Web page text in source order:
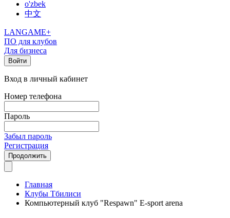
o'zbek
中文
LANGAME+
ПО для клубов
Для бизнеса
Войти
Вход в личный кабинет
Номер телефона
Пароль
Забыл пароль
Регистрация
Продолжить
Главная
Клубы Тбилиси
Компьютерный клуб "Respawn" E-sport arena